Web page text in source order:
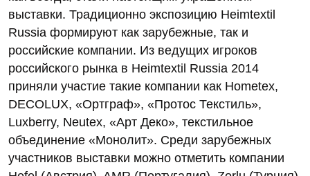
выставки. Традиционно экспозицию Heimtextil
Russia формируют как зарубежные, так и
российские компании. Из ведущих игроков
российского рынка в Heimtextil Russia 2014
приняли участие такие компании как Hometex,
DECOLUX, «Ортграф», «Протос Текстиль»,
Luxberry, Neutex, «Арт Деко», текстильное
объединение «Монолит». Среди зарубежных
участников выставки можно отметить компании